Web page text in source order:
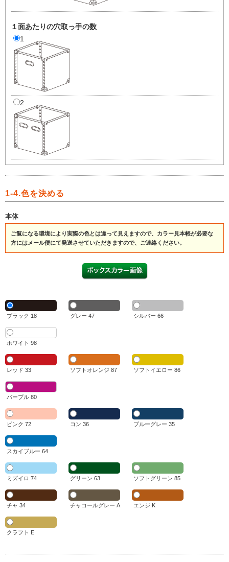
１面あたりの穴取っ手の数
1
2
1-4.色を決める
本体
ご覧になる環境により実際の色とは違って見えますので、カラー見本帳が必要な
方にはメール便にて発送させていただきますので、ご連絡ください。
ブラック 18 グレー 47 シルバー 66
ホワイト 98
レッド 33 ソフトオレンジ 87 ソフトイエロー 86
パープル 80
ピンク 72 コン 36 ブルーグレー 35
スカイブルー 64
ミズイロ 74 グリーン 63 ソフトグリーン 85
チャ 34 チャコールグレー A エンジ K
クラフト E